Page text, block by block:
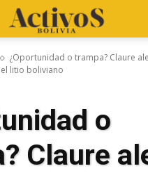
¿Oportunidad o trampa? Claure
litio boliviano
o
Claure